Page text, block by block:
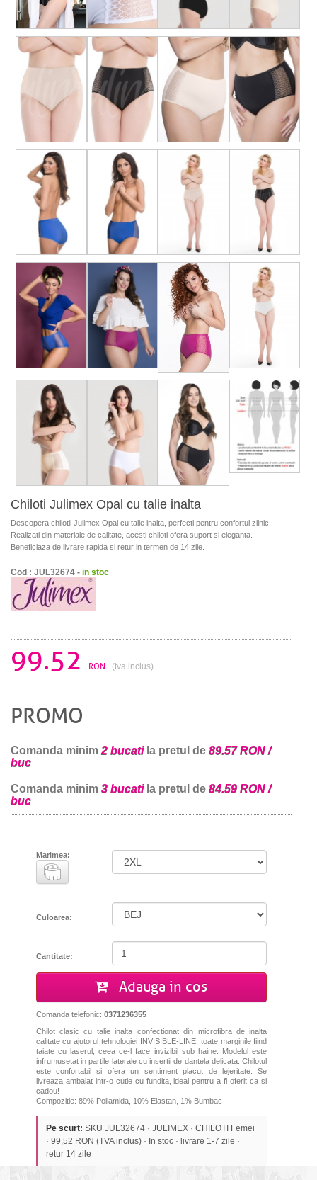
Chiloti Julimex Opal cu talie inalta
Descopera chilotii Julimex Opal cu talie inalta, perfecti pentru confortul zilnic.
Realizati din materiale de calitate, acesti chiloti ofera suport si eleganta.
Beneficiaza de livrare rapida si retur in termen de 14 zile.
Cod : JUL32674 - in stoc
99.52 RON (tva inclus)
PROMO
Comanda minim 2 bucatila pretul de 89.57 RON /
buc
Comanda minim 3 bucatila pretul de 84.59 RON /
buc
Marimea:
Culoarea:
Cantitate:
Adauga in cos
Comanda telefonic: 0371236355
Chilot clasic cu talie inalta confectionat din microfibra de inalta
calitate cu ajutorul tehnologiei INVISIBLE-LINE, toate marginile fiind
taiate cu laserul, ceea ce-l face invizibil sub haine. Modelul este
infrumusetat in partile laterale cu insertii de dantela delicata. Chilotul
este confortabil si ofera un sentiment placut de lejeritate. Se
livreaza ambalat intr-o cutie cu fundita, ideal pentru a fi oferit ca si
cadou!
Compozitie: 89% Poliamida, 10% Elastan, 1%Bumbac
Pe scurt: SKU JUL32674 · JULIMEX · CHILOTI Femei
· 99,52 RON (TVA inclus) · In stoc · livrare 1-7 zile ·
retur 14 zile